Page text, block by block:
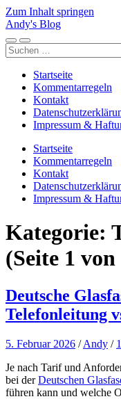
Zum Inhalt springen
Andy's Blog
Mobile-
Menü
Suchfeld
ein-/ausblenden
Suchen
nach:
Startseite
Kommentarregeln
Kontakt
Impressum &
Startseite
Kommentarregeln
Kontakt
Impressum &
Kategorie:
(Seite 1 von
Deutsche
Telefonleitung
5. Februar 2026 /Andy /
Je nach Tarif und
bei derDeutschen
führen kann und welche